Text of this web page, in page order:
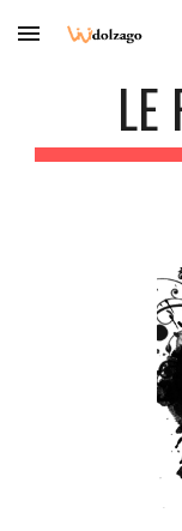
Skip to main content
LE